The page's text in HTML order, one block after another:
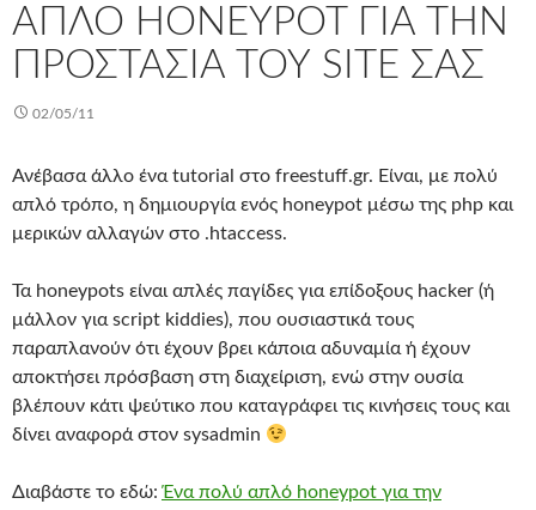
ΑΠΛΌ HONEYPOT ΓΙΑ ΤΗΝ
ΠΡΟΣΤΑΣΊΑ ΤΟΥ SITE ΣΑΣ
02/05/11
Ανέβασα άλλο ένα tutorial στο freestuff.gr. Είναι, με πολύ
απλό τρόπο, η δημιουργία ενός honeypot μέσω της php και
μερικών αλλαγών στο .htaccess.
Τα honeypots είναι απλές παγίδες για επίδοξους hacker (ή
μάλλον για script kiddies), που ουσιαστικά τους
παραπλανούν ότι έχουν βρει κάποια αδυναμία ή έχουν
αποκτήσει πρόσβαση στη διαχείριση, ενώ στην ουσία
βλέπουν κάτι ψεύτικο που καταγράφει τις κινήσεις τους και
δίνει αναφορά στον sysadmin
Διαβάστε το εδώ: Ένα πολύ απλό honeypot για την